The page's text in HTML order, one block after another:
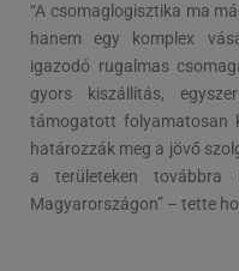
“A csomaglogisztika ma
hanem egy komplex
igazodó rugalmas
gyors kiszállítás,
támogatott folyamatosan
határozzák meg a jövő
a területeken továbbra
Magyarországon” – tette